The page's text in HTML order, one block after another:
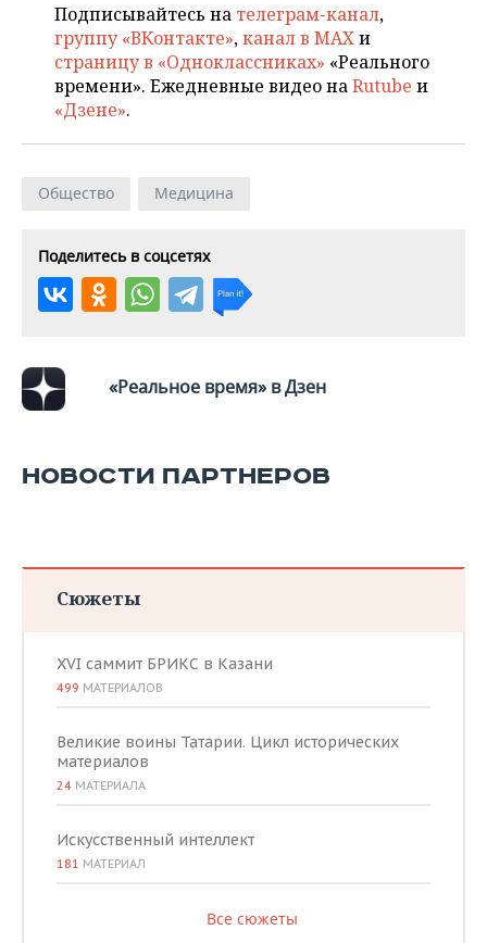
Подписывайтесь на телеграм-канал,
группу «ВКонтакте»,канал в MAXи
страницу в «Одноклассниках» «Реального
времени». Ежедневные видео наRutube и
«Дзене».
Общество Медицина
Поделитесь в соцсетях
«Реальное время» в Дзен
НОВОСТИ ПАРТНЕРОВ
Сюжеты
XVI саммит БРИКС в Казани
499 МАТЕРИАЛОВ
Великие воины Татарии. Цикл исторических
материалов
24 МАТЕРИАЛА
Искусственный интеллект
181 МАТЕРИАЛ
Все сюжеты